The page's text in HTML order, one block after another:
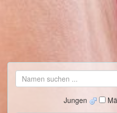
Jungen